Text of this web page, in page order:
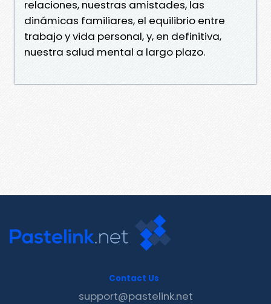
relaciones, nuestras amistades, las
dinámicas familiares, el equilibrio entre
trabajo y vida personal, y, en definitiva,
nues­tra salud mental a largo plazo.
Contact Us
support@pastelink.net